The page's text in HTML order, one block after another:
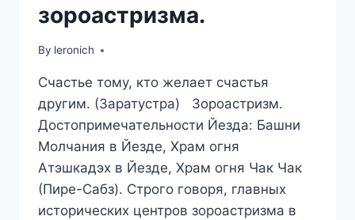
зороастризма.
By leronich
Счастье тому, кто желает счастья
другим. (Заратустра) Зороастризм.
Достопримечательности Йезда: Башни
Молчания в Йезде, Храм огня
Атэшкадэх в Йезде, Храм огня Чак Чак
(Пире-Сабз). Строго говоря, главных
исторических центров зороастризма в